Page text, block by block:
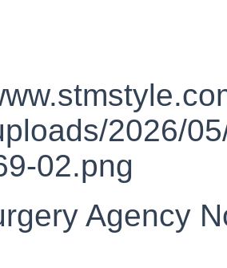
Agency